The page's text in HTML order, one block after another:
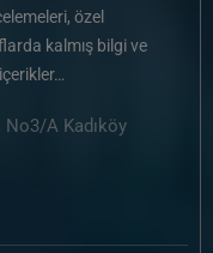
özel
kalmış bilgi ve
A Kadıköy